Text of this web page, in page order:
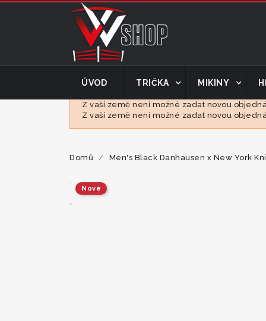
ÚVOD TRIČKA MIKINY
Z vaší země není možné zadat novou
Z vaší země není možné zadat novou
Domů Men's Black Danhausen x New York
Nové